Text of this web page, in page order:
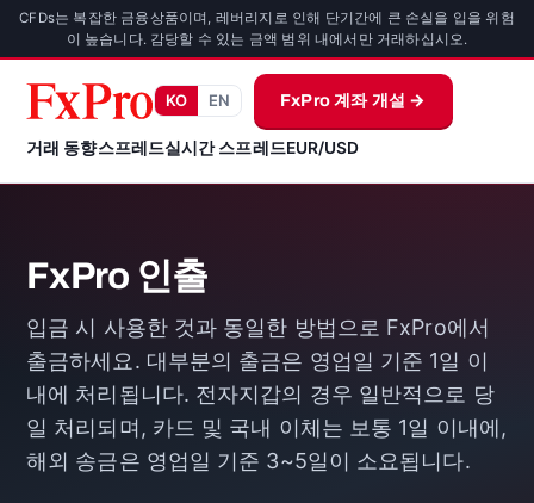
CFDs는 복잡한 금융상품이며, 레버리지로 인해 단기간에 큰 손실을 입을 위험
이 높습니다. 감당할 수 있는 금액 범위 내에서만 거래하십시오.
거래 동향스프레드실시간 스프레드EUR/USD
KO EN FxPro 계좌 개설 →
FxPro 인출
입금 시 사용한 것과 동일한 방법으로 FxPro에서
출금하세요. 대부분의 출금은 영업일 기준 1일 이
내에 처리됩니다. 전자지갑의 경우 일반적으로 당
일 처리되며, 카드 및 국내 이체는 보통 1일 이내에,
해외 송금은 영업일 기준 3~5일이 소요됩니다.